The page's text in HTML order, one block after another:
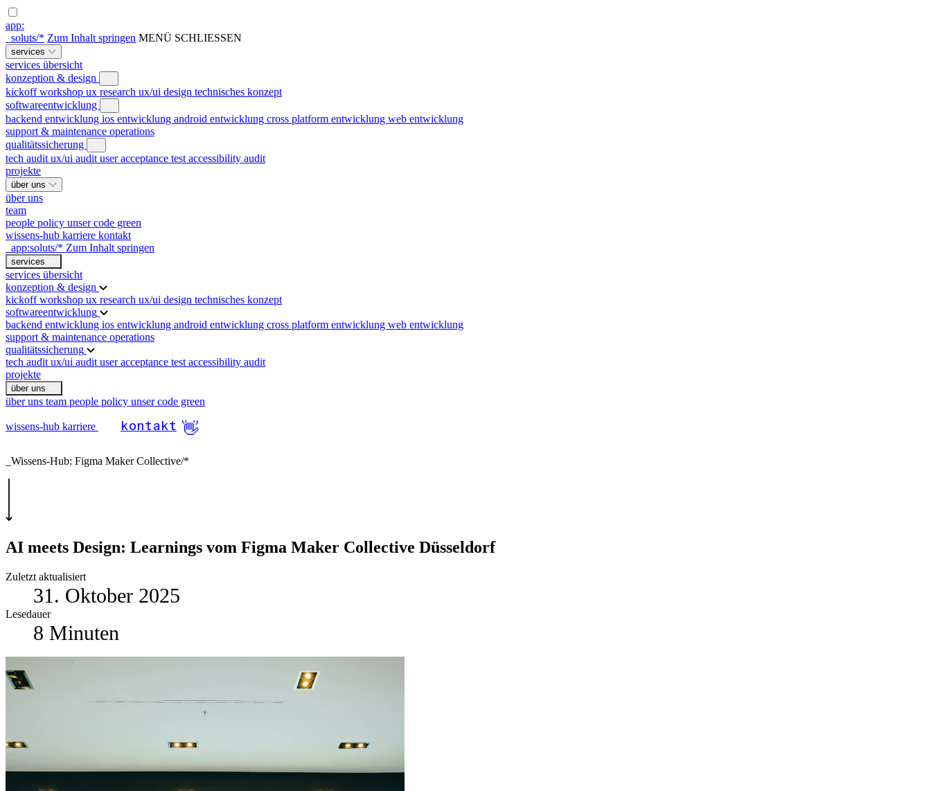
app:
_soluts/* Zum Inhalt springen MENÜ SCHLIESSEN
services
services übersicht
konzeption & design
kickoff workshop ux research ux/ui design technisches konzept
softwareentwicklung
backend entwicklung ios entwicklung android entwicklung cross platform entwicklung web entwicklung
support & maintenance operations
qualitätssicherung
tech audit ux/ui audit user acceptance test accessibility audit
projekte
über uns
über uns
team
people policy unser code green
wissens-hub karriere kontakt
_app:soluts/* Zum Inhalt springen
services
services übersicht
konzeption & design
kickoff workshop ux research ux/ui design technisches konzept
softwareentwicklung
backend entwicklung ios entwicklung android entwicklung cross platform entwicklung web entwicklung
support & maintenance operations
qualitätssicherung
tech audit ux/ui audit user acceptance test accessibility audit
projekte
über uns
über uns team people policy unser code green
wissens-hub karriere kontakt 👋
_Wissens-Hub: Figma Maker Collective/*
AI meets Design: Learnings vom Figma Maker Collective Düsseldorf
Zuletzt aktualisiert
31. Oktober 2025
Lesedauer
8 Minuten